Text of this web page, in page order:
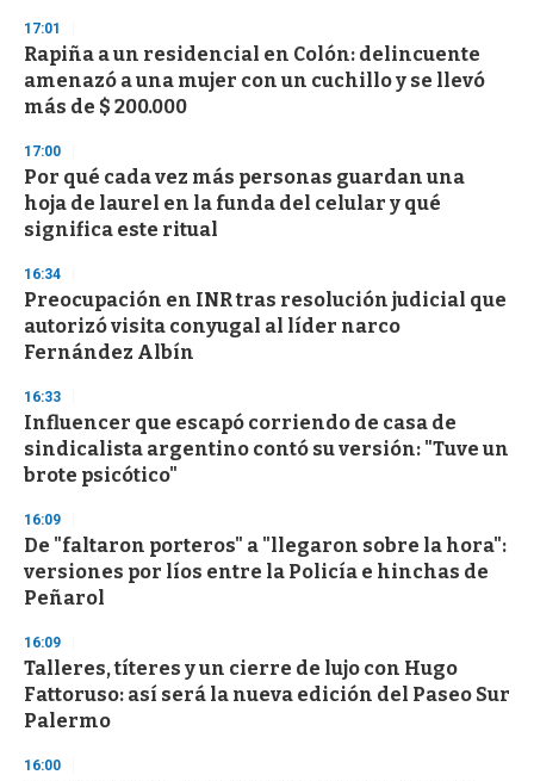
s
e
c
o
n
17:01
Rapiña a un residencial en Colón: delincuente
amenazó a una mujer con un cuchillo y se llevó
más de $ 200.000
17:00
Por qué cada vez más personas guardan una
hoja de laurel en la funda del celular y qué
significa este ritual
16:34
Preocupación en INR tras resolución judicial que
autorizó visita conyugal al líder narco
Fernández Albín
16:33
Influencer que escapó corriendo de casa de
sindicalista argentino contó su versión: "Tuve un
brote psicótico"
16:09
De "faltaron porteros" a "llegaron sobre la hora":
versiones por líos entre la Policía e hinchas de
Peñarol
16:09
Talleres, títeres y un cierre de lujo con Hugo
Fattoruso: así será la nueva edición del Paseo Sur
Palermo
16:00